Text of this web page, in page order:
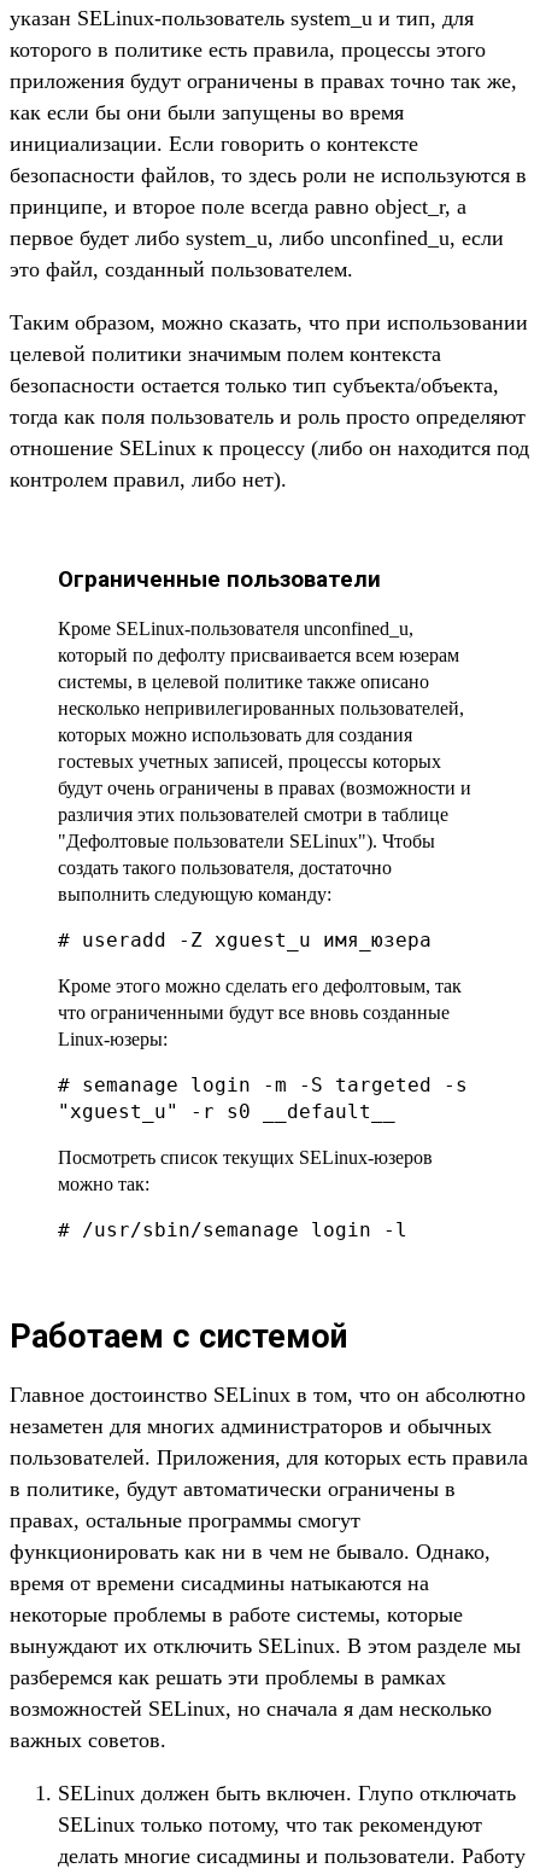
указан SELinux-пользователь system_u и тип, для
которого в политике есть правила, процессы этого
приложения будут ограничены в правах точно так же,
как если бы они были запущены во время
инициализации. Если говорить о контексте
безопасности файлов, то здесь роли не используются в
принципе, и второе поле всегда равно object_r, а
первое будет либо system_u, либо unconfined_u, если
это файл, созданный пользователем.
Таким образом, можно сказать, что при использовании
целевой политики значимым полем контекста
безопасности остается только тип субъекта/объекта,
тогда как поля пользователь и роль просто определяют
отношение SELinux к процессу (либо он находится под
контролем правил, либо нет).
Ограниченные пользователи
Кроме SELinux-пользователя unconfined_u,
который по дефолту присваивается всем юзерам
системы, в целевой политике также описано
несколько непривилегированных пользователей,
которых можно использовать для создания
гостевых учетных записей, процессы которых
будут очень ограничены в правах (возможности и
различия этих пользователей смотри в таблице
"Дефолтовые пользователи SELinux"). Чтобы
создать такого пользователя, достаточно
выполнить следующую команду:
# useradd -Z xguest_u имя_юзера
Кроме этого можно сделать его дефолтовым, так
что ограниченными будут все вновь созданные
Linux-юзеры:
# semanage login -m -S targeted -s
"xguest_u" -r s0 __default__
Посмотреть список текущих SELinux-юзеров
можно так:
# /usr/sbin/semanage login -l
Работаем с системой
Главное достоинство SELinux в том, что он абсолютно
незаметен для многих администраторов и обычных
пользователей. Приложения, для которых есть правила
в политике, будут автоматически ограничены в
правах, остальные программы смогут
функционировать как ни в чем не бывало. Однако,
время от времени сисадмины натыкаются на
некоторые проблемы в работе системы, которые
вынуждают их отключить SELinux. В этом разделе мы
разберемся как решать эти проблемы в рамках
возможностей SELinux, но сначала я дам несколько
важных советов.
SELinux должен быть включен. Глупо отключать
SELinux только потому, что так рекомендуют
делать многие сисадмины и пользователи. Работу